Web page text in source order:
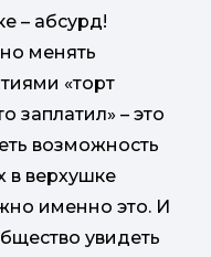
– абсурд!
менять
«торт
заплатил» – это
возможность
в верхушке
именно это. И
увидеть